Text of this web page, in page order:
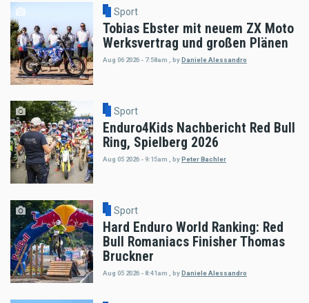
Sport
Tobias Ebster mit neuem ZX Moto
Werksvertrag und großen Plänen
Aug 06 2026 - 7:58am , by Daniele Alessandro
Sport
Enduro4Kids Nachbericht Red Bull
Ring, Spielberg 2026
Aug 05 2026 - 9:15am byPeter Bachler
Sport
Hard Enduro World Ranking: Red
Bull Romaniacs Finisher Thomas
Bruckner
Aug 05 2026 - 8:41am byDaniele Alessandro